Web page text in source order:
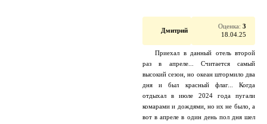
Дмитрий
Оценка: 3
18.04.25
Приехал в данный отель второй
раз в апреле... Считается самый
высокий сезон, но океан штормило два
дня и был красный флаг... Когда
отдыхал в июле 2024 года пугали
комарами и дождями, но их не было, а
вот в апреле в один день пол дня шел